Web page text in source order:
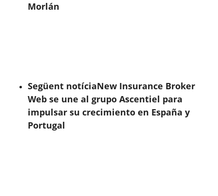
Morlán
Següent notíciaNew Insurance Broker
Web se une al grupo Ascentiel para
impulsar su crecimiento en España y
Portugal